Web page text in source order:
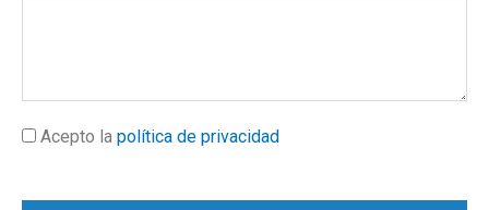
Acepto la política de privacidad